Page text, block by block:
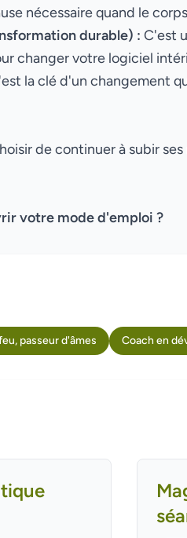
nécessaire quand le
durable) : C'est
changer votre logiciel
la clé d'un changement
de continuer à subir
votre mode d'emploi ?
passeur d'âmes Coach en